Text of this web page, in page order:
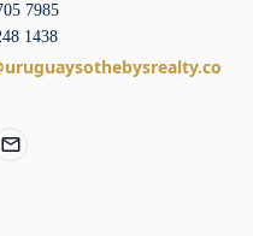
7985
1438